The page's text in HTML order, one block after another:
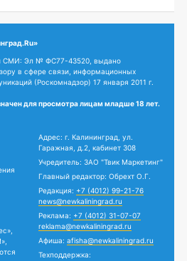
СМИ: Эл № ФС77-43520, выдано
в сфере связи, информационных
(Роскомнадзор) 17 января 2011 г.
для просмотра лицам младше 18 лет.
Адрес: г. Калининград, ул.
Гаражная, д.2, кабинет 308
Учредитель: ЗАО "Твик Маркетинг"
Главный редактор: Обрехт О.Г.
Редакция: +7 (4012) 99-21-76
news@newkaliningrad.ru
Реклама: +7 (4012) 31-07-07
reklama@newkaliningrad.ru
Афиша: afisha@newkaliningrad.ru
Техподдержка: